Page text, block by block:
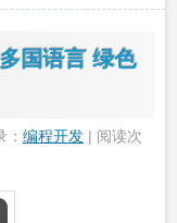
国语言 绿色
编程开发 | 阅读次